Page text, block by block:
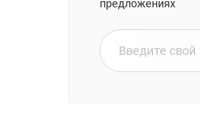
предложениях